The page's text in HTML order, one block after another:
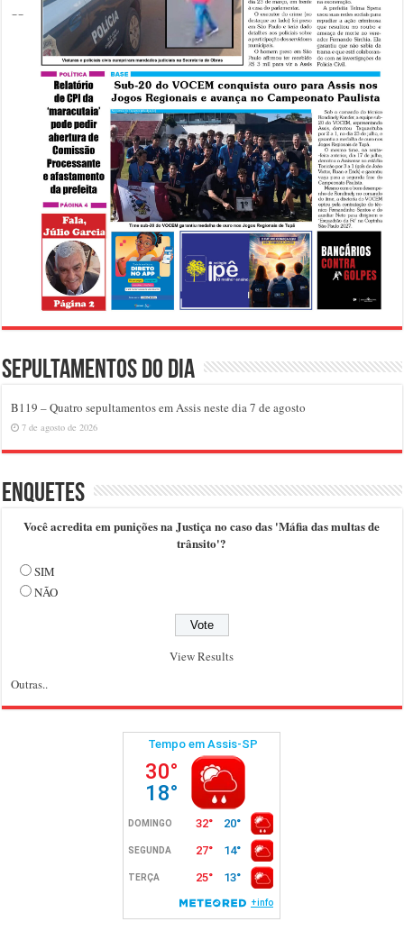
Sepultamentos do dia
B119 – Quatro sepultamentos em Assis neste dia 7 de agosto
7 de agosto de 2026
Enquetes
Você acredita em punições na Justiça no caso das 'Máfia das multas de
trânsito'?
SIM
NÃO
View Results
Outras..